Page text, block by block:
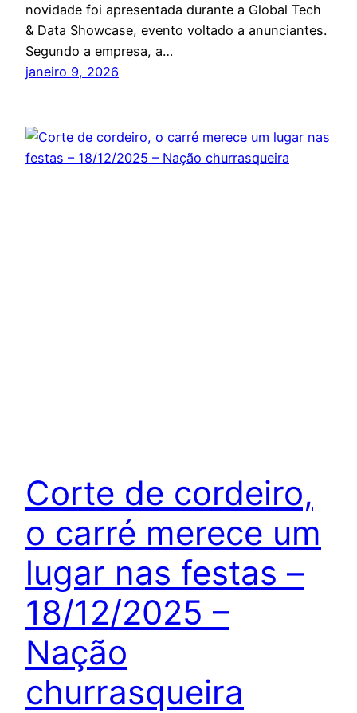
novidade foi apresentada durante a Global Tech
& Data Showcase, evento voltado a anunciantes.
Segundo a empresa, a…
janeiro 9, 2026
Corte de cordeiro,
o carré merece um
lugar nas festas –
18/12/2025 –
Nação
churrasqueira